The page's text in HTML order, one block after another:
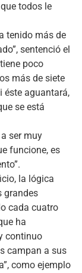
todos le
tenido más de
sentenció el
poco
más de siete
éste aguantará,
se está
ser muy
funcione, es
la lógica
grandes
cada cuatro
ha
continuo
campan a sus
como ejemplo